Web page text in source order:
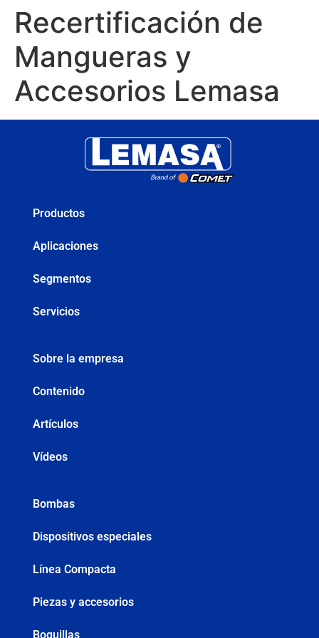
Recertificación de
Mangueras y
Accesorios Lemasa
Productos
Aplicaciones
Segmentos
Servicios
Sobre la empresa
Contenido
Artículos
Vídeos
Bombas
Dispositivos especiales
Línea Compacta
Piezas y accesorios
Boquillas